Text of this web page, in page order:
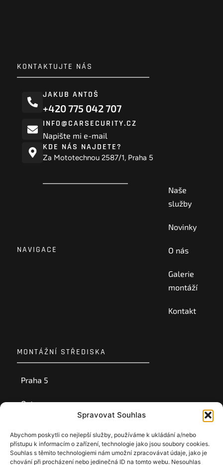
Spravovat Souhlas
Abychom poskytli co nejlepší služby, používáme k ukládání a/nebo
přístupu k informacím o zařízení, technologie jako jsou soubory cookies.
Souhlas s těmito technologiemi nám umožní zpracovávat údaje, jako je
chování při procházení nebo jedinečná ID na tomto webu. Nesouhlas
KONTAKTUJTE NÁS
JAKUB ANTOŠ
+420 775 042 707
INFO@CARSECURITY.CZ
Napište mi e-mail
KDE NÁS NAJDETE?
Za Mototechnou 2587/1, Praha 5
NAVIGACE
Naše
služby
Novinky
O nás
Galerie
montáží
Kontakt
MONTÁŽNÍ STŘEDISKA
Praha 5
Ostrava